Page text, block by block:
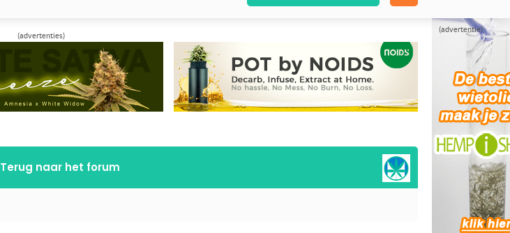
(advertentie)
(advertenties)
Terug naar het forum